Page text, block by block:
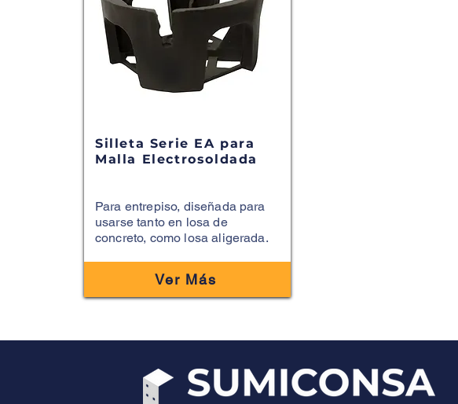
Silleta Serie EA para
Malla Electrosoldada
Para entrepiso, diseñada para
usarse tanto en losa de
concreto, como losa aligerada.
Ver Más